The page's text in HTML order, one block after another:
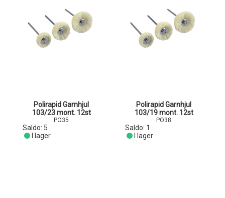
Polirapid Garnhjul
103/23 mont. 12st
PO35
Saldo: 5
I lager
Polirapid Garnhjul
103/19 mont. 12st
PO38
Saldo: 1
I lager